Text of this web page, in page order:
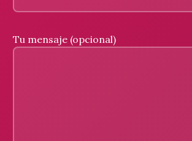
Tu mensaje (opcional)